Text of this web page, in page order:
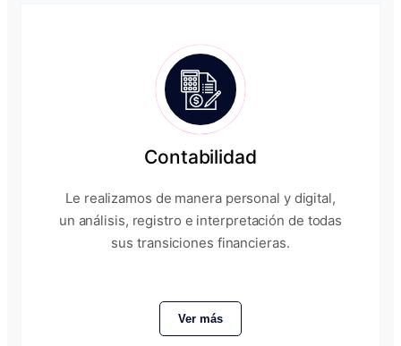
Contabilidad
Le realizamos de manera personal y digital,
un análisis, registro e interpretación de todas
sus transiciones financieras.
Ver más